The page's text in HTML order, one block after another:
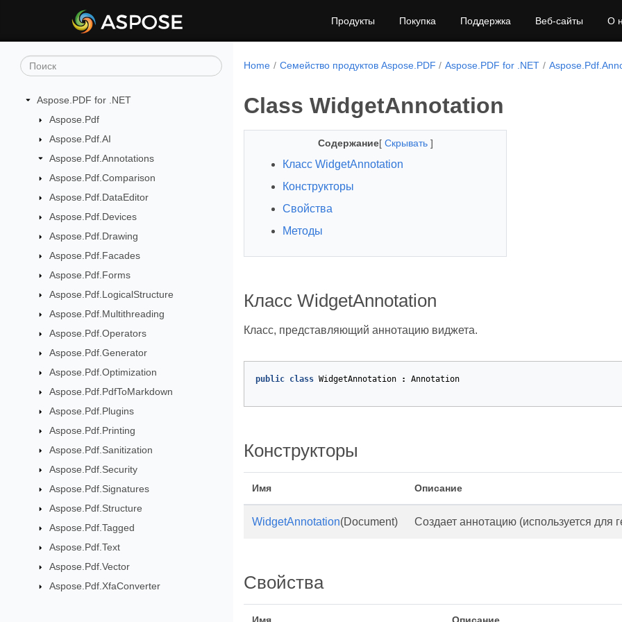
Продукты Покупка Поддержка Веб-сайты О
Aspose.PDF for .NET
Aspose.Pdf
Aspose.Pdf.AI
Aspose.Pdf.Annotations
Aspose.Pdf.Comparison
Aspose.Pdf.DataEditor
Aspose.Pdf.Devices
Aspose.Pdf.Drawing
Aspose.Pdf.Facades
Aspose.Pdf.Forms
Aspose.Pdf.LogicalStructure
Aspose.Pdf.Multithreading
Aspose.Pdf.Operators
Aspose.Pdf.Generator
Aspose.Pdf.Optimization
Aspose.Pdf.PdfToMarkdown
Aspose.Pdf.Plugins
Aspose.Pdf.Printing
Aspose.Pdf.Sanitization
Aspose.Pdf.Security
Aspose.Pdf.Signatures
Aspose.Pdf.Structure
Aspose.Pdf.Tagged
Aspose.Pdf.Text
Aspose.Pdf.Vector
Aspose.Pdf.XfaConverter
Home Семейство продуктов Aspose.PDF Aspose.PDF for .NET
Class WidgetAnnotation
Содержание[ Скрывать ]
Класс WidgetAnnotation
Конструкторы
Свойства
Методы
Класс WidgetAnnotation
Класс, представляющий аннотацию виджета.
public class WidgetAnnotation : Annotation
Конструкторы
Имя Описание
WidgetAnnotation(Document) Создает аннотацию (используется для
Свойства